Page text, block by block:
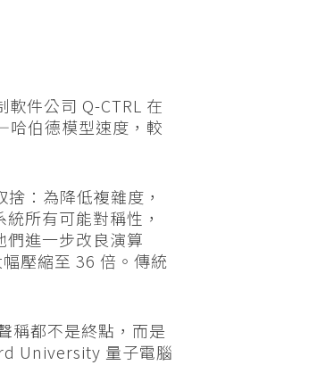
件公司 Q-CTRL 在
哈伯德模型速度，較
：為降低複雜度，
所有可能對稱性，
進一步改良演算
壓縮至 36 倍。傳統
稱都不是終點，而是
University 量子電腦